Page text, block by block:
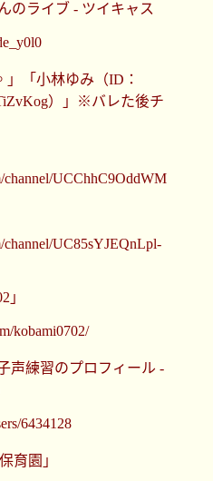
のライブ - ツイキャス
」「小林ゆみ（ID：
）」※バレた後チ
channel/UCChhC9OddWM
UC85sYJEQnLpl-
」
kobami0702/
声練習のプロフィール -
6434128
育園」